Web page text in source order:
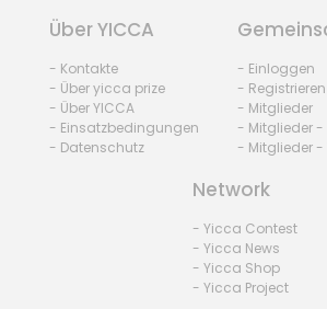
Über YICCA
- Kontakte
- Über yicca prize
- Über YICCA
- Einsatzbedingungen
- Datenschutz
- Einloggen
-
- Mitglieder
- Mitglieder -
- Mitglieder
Network
- Yicca Contest
- Yicca News
- Yicca Shop
- Yicca Project